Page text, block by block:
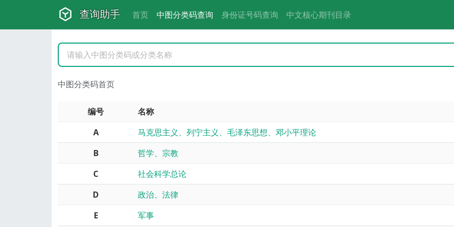
查询助手 首页 中图分类码查询 身份证号码查询 中文核心期刊目录
中图分类码首页
编号
名称
A
马克思主义、列宁主义、毛泽东思想、邓小平理论
B
哲学、宗教
C
社会科学总论
D
政治、法律
E
军事